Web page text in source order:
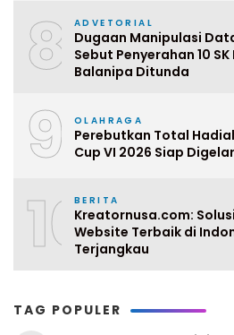
8 ADVETORIAL
Dugaan Manipulasi
Sebut Penyerahan 10 SK
Balanipa Ditunda
9 OLAHRAGA
Perebutkan Total
Cup VI 2026 Siap
10BERITA
Kreatornusa.com:
Website Terbaik di
Terjangkau
TAG POPULER